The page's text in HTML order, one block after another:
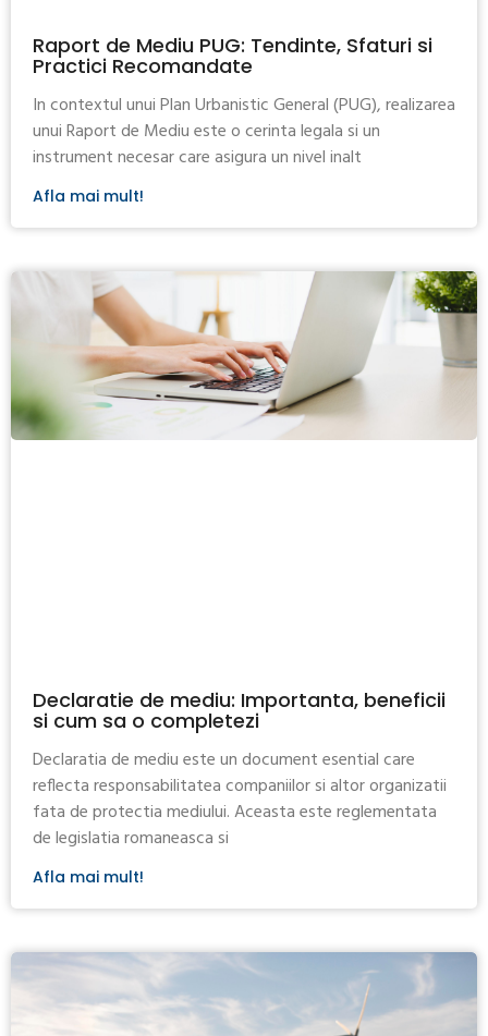
Raport de Mediu PUG: Tendinte, Sfaturi si
Practici Recomandate
In contextul unui Plan Urbanistic General (PUG), realizarea
unui Raport de Mediu este o cerinta legala si un
instrument necesar care asigura un nivel inalt
Afla mai mult!
Declaratie de mediu: Importanta, beneficii
si cum sa o completezi
Declaratia de mediu este un document esential care
reflecta responsabilitatea companiilor si altor organizatii
fata de protectia mediului. Aceasta este reglementata
de legislatia romaneasca si
Afla mai mult!